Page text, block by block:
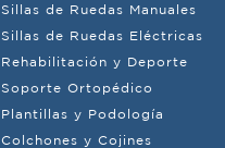
Sillas de Ruedas Manuales
Sillas de Ruedas Eléctricas
Rehabilitación y Deporte
Soporte Ortopédico
Plantillas y Podología
Colchones y Cojines